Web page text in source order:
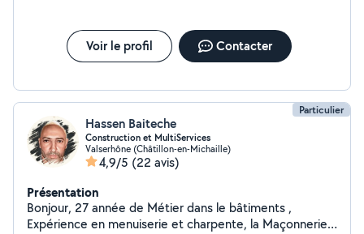
Voir le profil Contacter
Particulier
Hassen Baiteche
Construction et MultiServices
Valserhône (Châtillon-en-Michaille)
4,9/5 (22 avis)
Présentation
Bonjour, 27 année de Métier dans le bâtiments ,
Expérience en menuiserie et charpente, la Maçonnerie,